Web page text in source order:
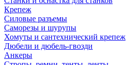
Крепеж
Силовые разъемы
Саморезы и шурупы
Хомуты и сантехнический крепеж
Дюбели и дюбель-гвозди
Анкеры